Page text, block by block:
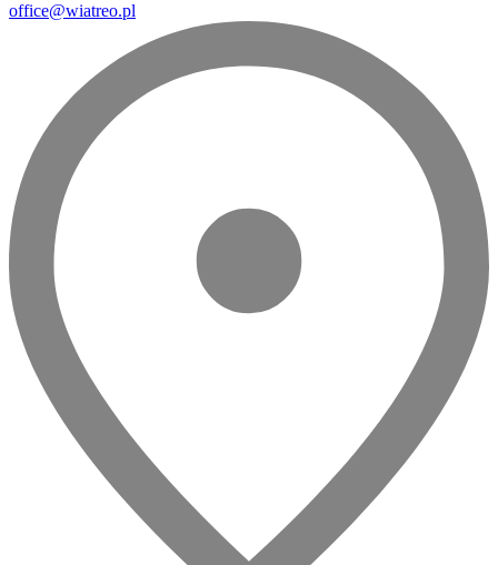
office@wiatreo.pl